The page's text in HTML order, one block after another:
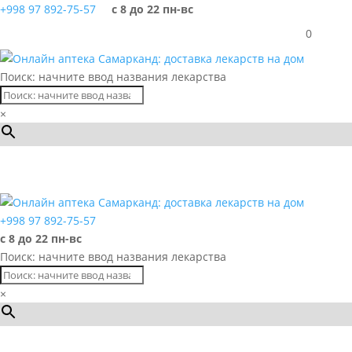
+998 97 892-75-57
с 8 до 22 пн-вс
0
Поиск: начните ввод названия лекарства
×
+998 97 892-75-57
с 8 до 22 пн-вс
Поиск: начните ввод названия лекарства
×